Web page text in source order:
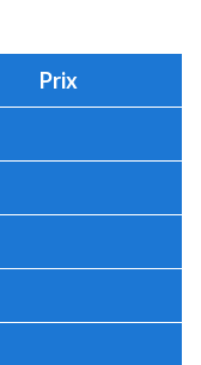
Prix